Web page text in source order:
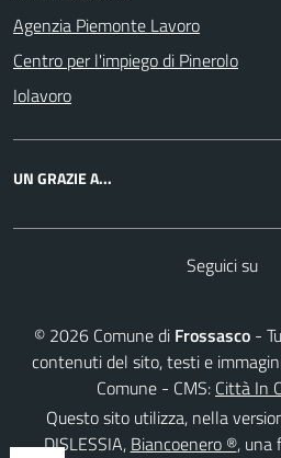
Agenzia Piemonte Lavoro
Centro per l'impiego di Pinerolo
Iolavoro
UN GRAZIE A...
Seguici su
© 2026 Comune di Frossasco -
contenuti del sito, testi e
Comune - CMS: Città In
Questo sito utilizza, nella
DISLESSIA, Biancoenero ®, una